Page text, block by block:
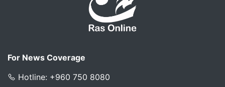
For News Coverage
Hotline: +960 750 8080